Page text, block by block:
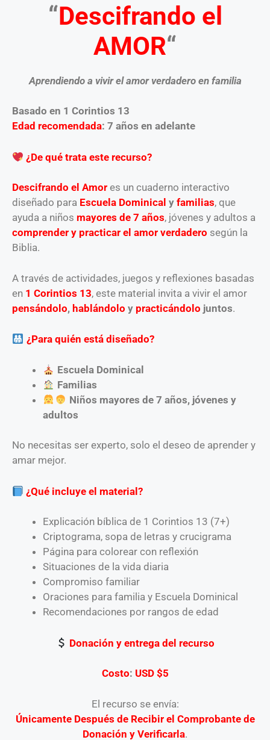
“Descifrando el
AMOR“
Aprendiendo a vivir el amor verdadero en familia
Basado en 1 Corintios 13
Edad recomendada: 7 años en adelante
¿De qué trata este recurso?
Descifrando el Amor es un cuaderno interactivo
diseñado para Escuela Dominical y familias, que
ayuda a niños mayores de 7 años, jóvenes y adultos a
comprender y practicar el amor verdadero según la
Biblia.
A través de actividades, juegos y reflexiones basadas
en 1 Corintios 13, este material invita a vivir el amor
pensándolo, hablándolo y practicándolo juntos.
¿Para quién está diseñado?
Escuela Dominical
Familias
Niños mayores de 7 años, jóvenes y
adultos
No necesitas ser experto, solo el deseo de aprender y
amar mejor.
¿Qué incluye el material?
Explicación bíblica de 1 Corintios 13 (7+)
Criptograma, sopa de letras y crucigrama
Página para colorear con reflexión
Situaciones de la vida diaria
Compromiso familiar
Oraciones para familia y Escuela Dominical
Recomendaciones por rangos de edad
Donación y entrega del recurso
Costo: USD $5
El recurso se envía:
Únicamente Después de Recibir el Comprobante de
Donación y Verificarla.